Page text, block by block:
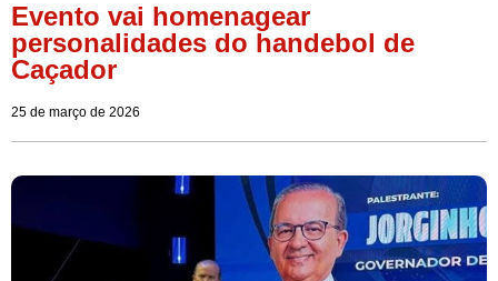
Evento vai homenagear
personalidades do handebol de
Caçador
25 de março de 2026